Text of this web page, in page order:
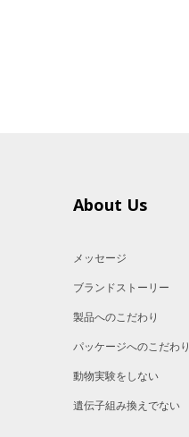
About Us
メッセージ
ブランドストーリー
製品へのこだわり
パッケージへのこだわり
動物実験をしない
遺伝子組み換えでない